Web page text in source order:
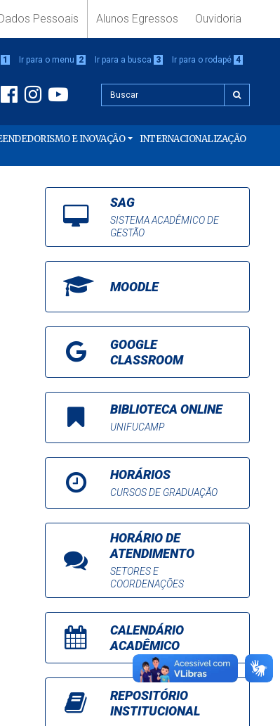
Pessoais Alunos Egressos Ouvidoria
1 Ir para o menu 2 Ir para a busca 3 Ir para o rodapé 4
E INOVAÇÃO INTERNACIONALIZAÇÃO
SAG
SISTEMA ACADÊMICO DE
GESTÃO
MOODLE
GOOGLE
CLASSROOM
BIBLIOTECA ONLINE
UNIFUCAMP
HORÁRIOS
CURSOS DE GRADUAÇÃO
HORÁRIO DE
ATENDIMENTO
SETORES E
COORDENAÇÕES
CALENDÁRIO
ACADÊMICO
REPOSITÓRIO
INSTITUCIONAL